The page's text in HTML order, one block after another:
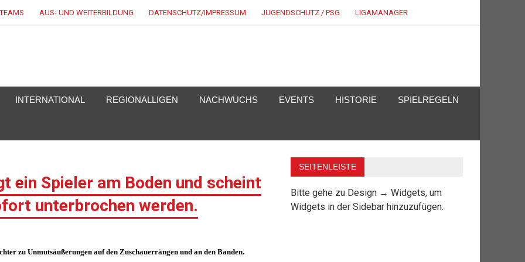
AUS- UND WEITERBILDUNG DATENSCHUTZ/IMPRESSUM JUGENDSCHUTZ / PSG LIGAMANAGER
INTERNATIONAL REGIONALLIGEN NACHWUCHS EVENTS HISTORIE SPIELREGELN
ein Spieler am Boden und scheint
unterbrochen werden.
zu Unmutsäußerungen auf den Zuschauerrängen und an den Banden.
SEITENLEISTE
Bitte gehe zu Design → Widgets, um
Widgets in der Sidebar hinzuzufügen.